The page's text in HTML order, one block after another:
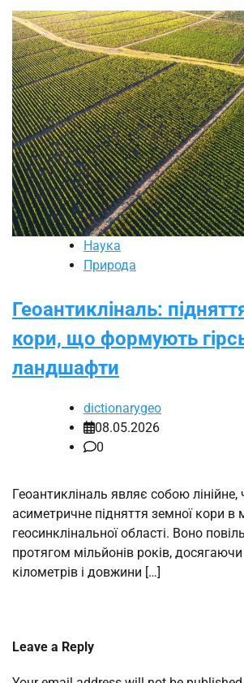
Наука
Природа
Геоантикліналь:
кори, що формують
ландшафти
dictionarygeo
08.05.2026
0
Геоантикліналь являє собою лінійне,
асиметричне підняття земної кори в
геосинклінальної області. Воно
протягом мільйонів років,
кілометрів і довжини […]
Leave a Reply